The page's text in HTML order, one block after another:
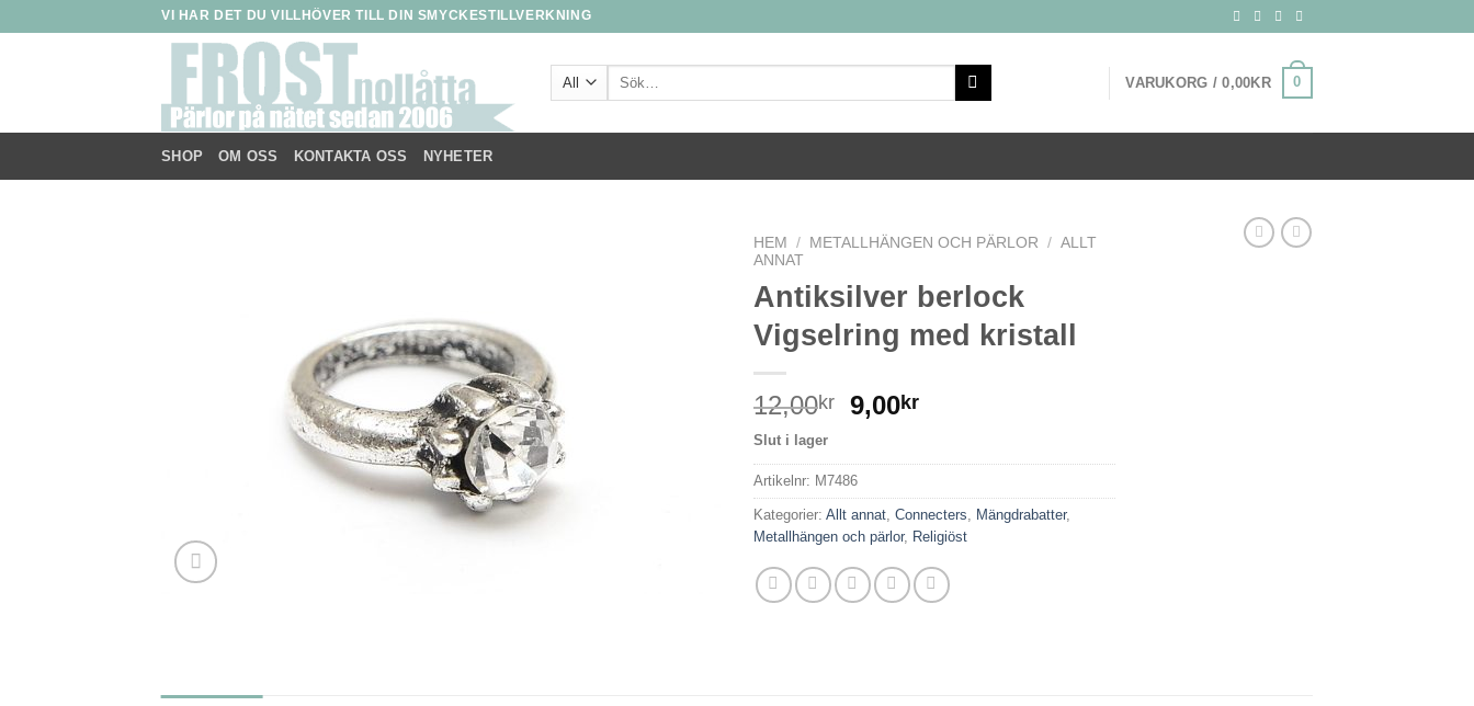
VI HAR DET DU VILLHÖVER TILL DIN SMYCKESTILLVERKNING
Sök
VARUKORG /0,00KR 0
SHOP OM OSS KONTAKTA OSS NYHETER
HEM / METALLHÄNGEN OCH PÄRLOR / ALLT
ANNAT
Antiksilver berlock
Vigselring med kristall
12,00kr 9,00kr
Slut i lager
Artikelnr: M7486
Kategorier: Allt annat Connecters Mängdrabatter,
Metallhängen och pärlor, Religiöst